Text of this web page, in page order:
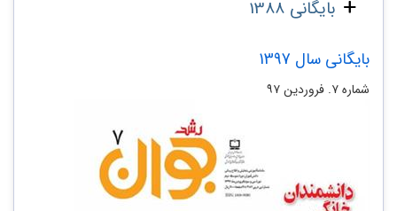
بایگانی 1388
بایگانی سال 1397
شماره ۷. فروردین ۹۷